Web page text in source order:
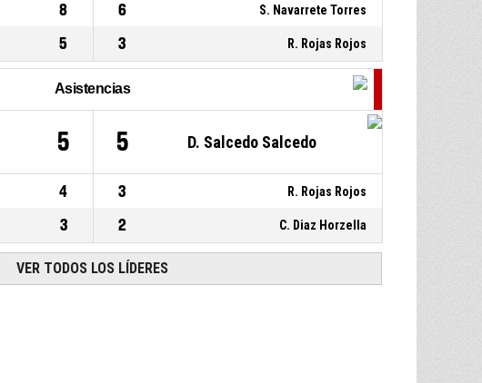
8 6 S. Navarrete Torres
5 3 R. Rojas Rojos
Asistencias
5 5 D. Salcedo Salcedo
4 3 R. Rojas Rojos
3 2 C. Diaz Horzella
VER TODOS LOS LÍDERES